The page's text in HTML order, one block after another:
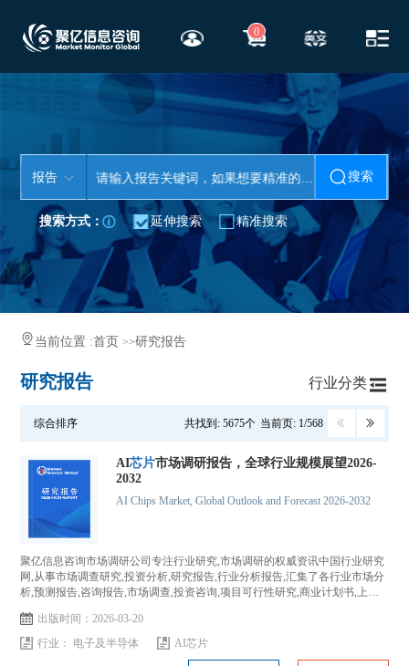
0
报告 搜索
搜索方式： 延伸搜索 精准搜索
当前位置 :首页>>研究报告
研究报告 行业分类
综合排序 共找到: 5675个 当前页: 1/568
AI芯片市场调研报告，全球行业规模展望2026-
2032
AI Chips Market, Global Outlook and Forecast 2026-2032
聚亿信息咨询市场调研公司专注行业研究,市场调研的权威资讯中国行业研究
网,从事市场调查研究,投资分析,研究报告,行业分析报告,汇集了各行业市场分
析,预测报告,咨询报告,市场调查,投资咨询,项目可行性研究,商业计划书,上市
出版时间：2026-03-20
行业： 电子及半导体 AI芯片